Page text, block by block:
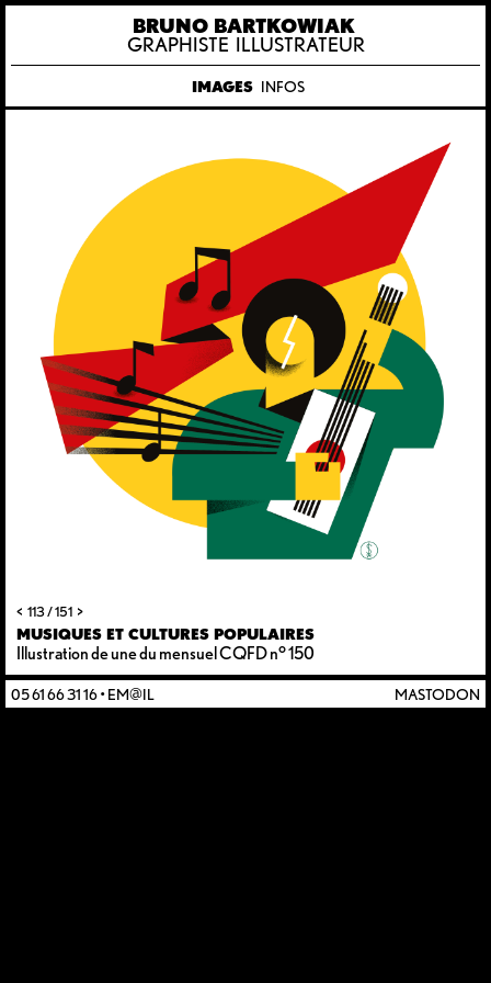
BRUNO BARTKOWIAK
GRAPHISTE ILLUSTRATEUR
IMAGES INFOS
< 113 / 151 >
MUSIQUES ET CULTURES POPULAIRES
Illustration de une du mensuel CQFD n° 150
05 61 66 31 16•EM@IL MASTODON